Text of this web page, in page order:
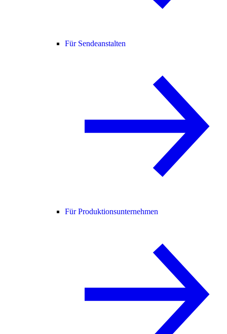
Für Sendeanstalten
Für Produktionsunternehmen